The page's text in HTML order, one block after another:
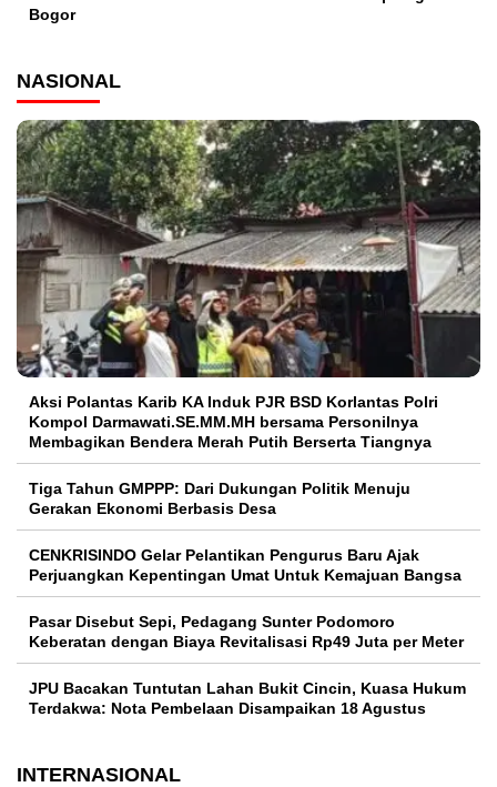
Bogor
NASIONAL
Aksi Polantas Karib KA Induk PJR BSD Korlantas Polri
Kompol Darmawati.SE.MM.MH bersama Personilnya
Membagikan Bendera Merah Putih Berserta Tiangnya
Tiga Tahun GMPPP: Dari Dukungan Politik Menuju
Gerakan Ekonomi Berbasis Desa
CENKRISINDO Gelar Pelantikan Pengurus Baru Ajak
Perjuangkan Kepentingan Umat Untuk Kemajuan Bangsa
Pasar Disebut Sepi, Pedagang Sunter Podomoro
Keberatan dengan Biaya Revitalisasi Rp49 Juta per Meter
JPU Bacakan Tuntutan Lahan Bukit Cincin, Kuasa Hukum
Terdakwa: Nota Pembelaan Disampaikan 18 Agustus
INTERNASIONAL